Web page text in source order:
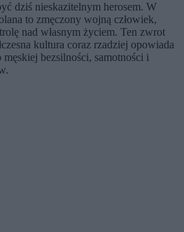
dziś nieskazitelnym herosem. W
to zmęczony wojną człowiek,
nad własnym życiem. Ten zwrot
kultura coraz rzadziej opowiada
bezsilności, samotności i